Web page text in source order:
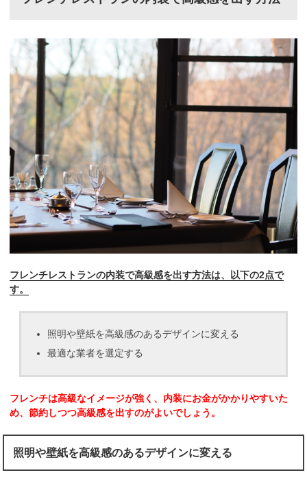
フレンチレストランの内装で高級感を出す方法は、以下の2点で
す。
照明や壁紙を高級感のあるデザインに変える
最適な業者を選定する
フレンチは高級なイメージが強く、内装にお金がかかりやすいた
め、節約しつつ高級感を出すのがよいでしょう。
照明や壁紙を高級感のあるデザインに変える